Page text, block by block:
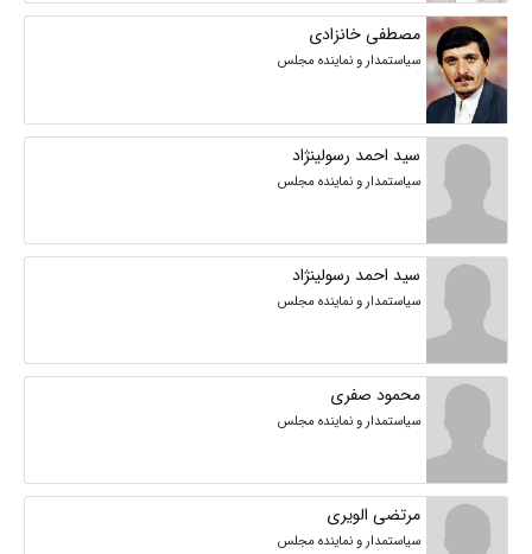
مصطفی خانزادی
سیاستمدار و نماینده مجلس
سید احمد رسولینژاد
سیاستمدار و نماینده مجلس
سید احمد رسولینژاد
سیاستمدار و نماینده مجلس
محمود صفری
سیاستمدار و نماینده مجلس
مرتضی الویری
سیاستمدار و نماینده مجلس